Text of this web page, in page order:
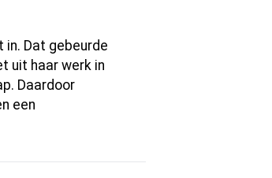
in. Dat gebeurde
uit haar werk in
Daardoor
een